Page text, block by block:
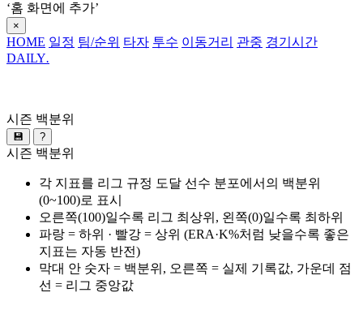
‘홈 화면에 추가’
×
HOME 일정 팀/순위 타자 투수 이동거리 관중 경기시간
DAILY.
시즌 백분위
💾 ?
시즌 백분위
각 지표를 리그 규정 도달 선수 분포에서의 백분위
(0~100)로 표시
오른쪽(100)일수록 리그 최상위, 왼쪽(0)일수록 최하위
파랑 = 하위 · 빨강 = 상위 (ERA·K%처럼 낮을수록 좋은
지표는 자동 반전)
막대 안 숫자 = 백분위, 오른쪽 = 실제 기록값, 가운데 점
선 = 리그 중앙값